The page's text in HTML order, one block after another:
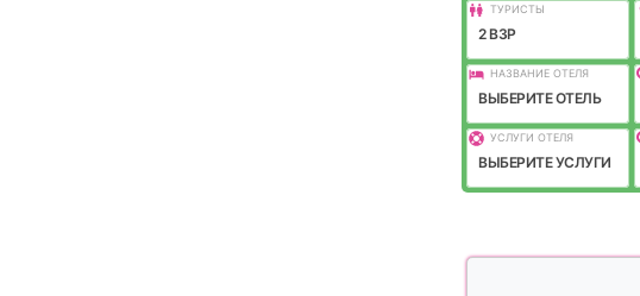
ТУРИСТЫ
2 ВЗР
НАЗВАНИЕ ОТЕЛЯ
ВЫБЕРИТЕ ОТЕЛЬ
УСЛУГИ ОТЕЛЯ
ВЫБЕРИТЕ УСЛУГИ